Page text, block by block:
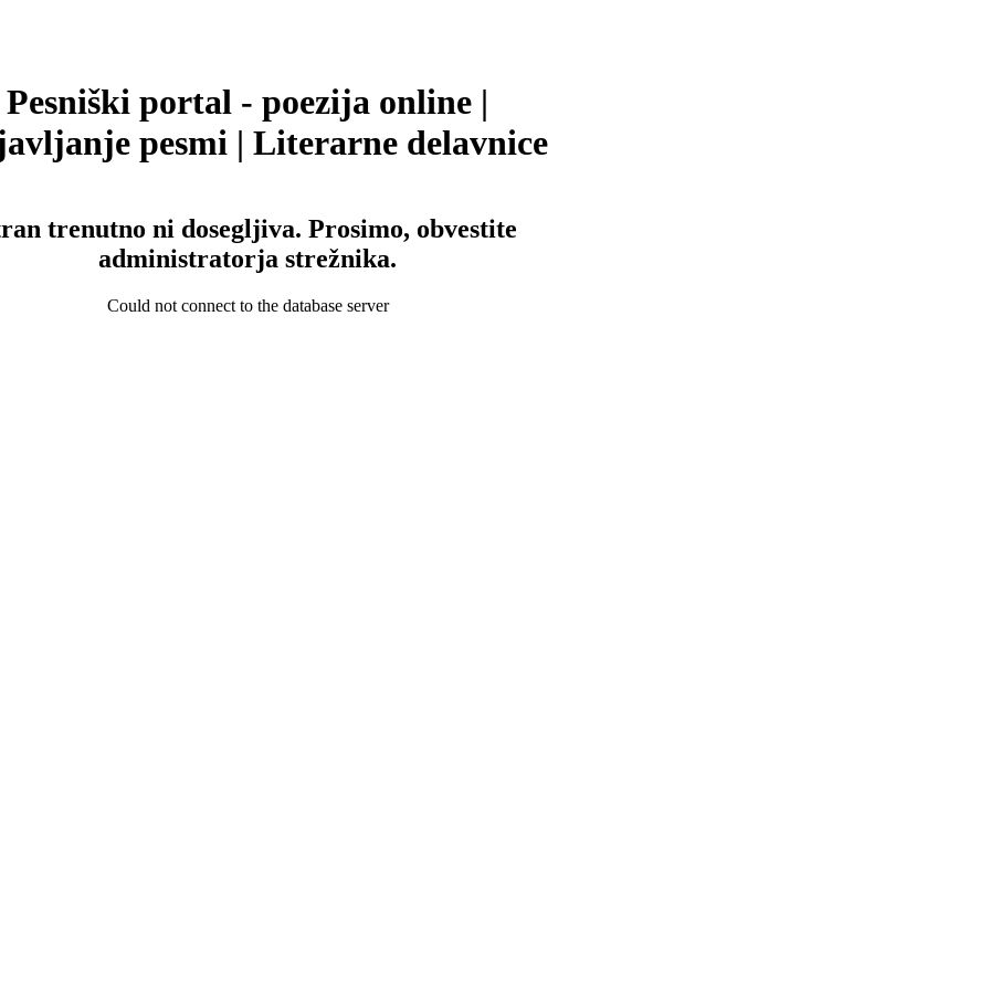
Pesniški portal - poezija online |
pesmi | Literarne delavnice
trenutno ni dosegljiva. Prosimo, obvestite
administratorja strežnika.
Could not connect to the database server